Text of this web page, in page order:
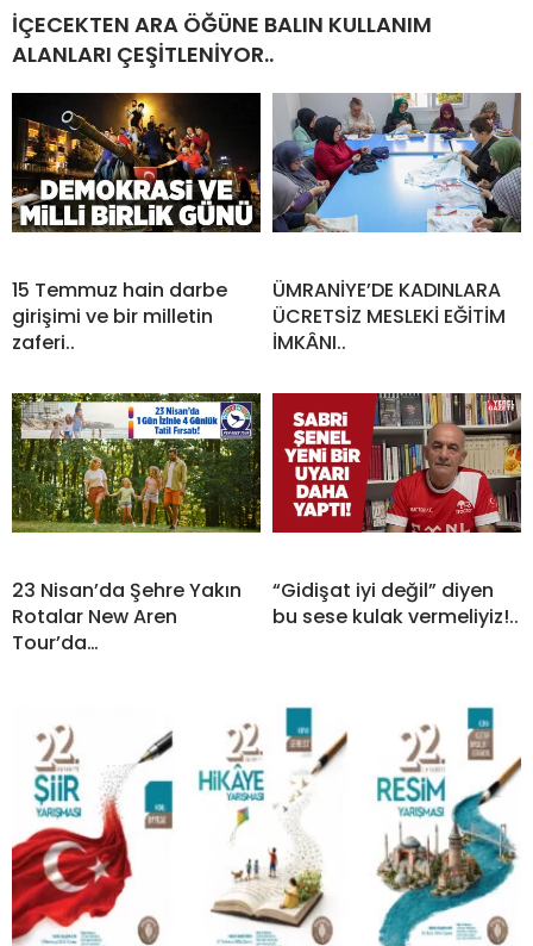
İÇECEKTEN ARA ÖĞÜNE BALIN KULLANIM
ALANLARI ÇEŞİTLENİYOR..
15 Temmuz hain darbe
girişimi ve bir milletin
zaferi..
ÜMRANİYE’DE KADINLARA
ÜCRETSİZ MESLEKİ EĞİTİM
İMKÂNI..
23 Nisan’da Şehre Yakın
Rotalar New Aren
Tour’da…
“Gidişat iyi değil” diyen
bu sese kulak vermeliyiz!..